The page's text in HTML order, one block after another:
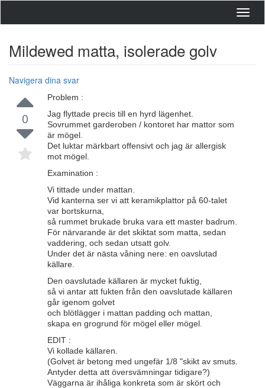
Mildewed matta, isolerade golv
Navigera dina svar
0
Problem :
Jag flyttade precis till en hyrd lägenhet.
Sovrummet garderoben / kontoret har mattor som
är mögel.
Det luktar märkbart offensivt och jag är allergisk
mot mögel.
Examination :
Vi tittade under mattan.
Vid kanterna ser vi att keramikplattor på 60-talet
var bortskurna,
så rummet brukade bruka vara ett master badrum.
För närvarande är det skiktat som matta, sedan
vaddering, och sedan utsatt golv.
Under det är nästa våning nere: en oavslutad
källare.
Den oavslutade källaren är mycket fuktig,
så vi antar att fukten från den oavslutade källaren
går igenom golvet
och blötlägger i mattan padding och mattan,
skapa en grogrund för mögel eller mögel.
EDIT :
Vi kollade källaren.
(Golvet är betong med ungefär 1/8 "skikt av smuts.
Antyder detta att översvämningar tidigare?)
Väggarna är ihåliga konkreta som är skört och